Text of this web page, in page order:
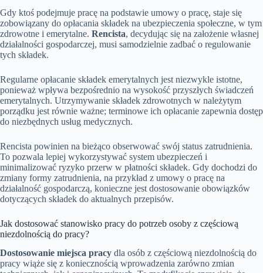
Gdy ktoś podejmuje pracę na podstawie umowy o pracę, staje się
zobowiązany do opłacania składek na ubezpieczenia społeczne, w tym
zdrowotne i emerytalne. Rencista, decydując się na założenie własnej
działalności gospodarczej, musi samodzielnie zadbać o regulowanie
tych składek.
Regularne opłacanie składek emerytalnych jest niezwykle istotne,
ponieważ wpływa bezpośrednio na wysokość przyszłych świadczeń
emerytalnych. Utrzymywanie składek zdrowotnych w należytym
porządku jest równie ważne; terminowe ich opłacanie zapewnia dostęp
do niezbędnych usług medycznych.
Rencista powinien na bieżąco obserwować swój status zatrudnienia.
To pozwala lepiej wykorzystywać system ubezpieczeń i
minimalizować ryzyko przerw w płatności składek. Gdy dochodzi do
zmiany formy zatrudnienia, na przykład z umowy o pracę na
działalność gospodarczą, konieczne jest dostosowanie obowiązków
dotyczących składek do aktualnych przepisów.
Jak dostosować stanowisko pracy do potrzeb osoby z częściową
niezdolnością do pracy?
Dostosowanie miejsca pracy dla osób z częściową niezdolnością do
pracy wiąże się z koniecznością wprowadzenia zarówno zmian